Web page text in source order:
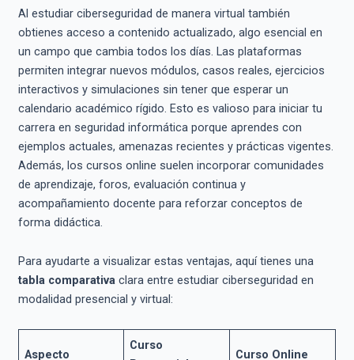
Al estudiar ciberseguridad de manera virtual también
obtienes acceso a contenido actualizado, algo esencial en
un campo que cambia todos los días. Las plataformas
permiten integrar nuevos módulos, casos reales, ejercicios
interactivos y simulaciones sin tener que esperar un
calendario académico rígido. Esto es valioso para iniciar tu
carrera en seguridad informática porque aprendes con
ejemplos actuales, amenazas recientes y prácticas vigentes.
Además, los cursos online suelen incorporar comunidades
de aprendizaje, foros, evaluación continua y
acompañamiento docente para reforzar conceptos de
forma didáctica.
Para ayudarte a visualizar estas ventajas, aquí tienes una
tabla comparativaclara entre estudiar ciberseguridad en
modalidad presencial y virtual:
Aspecto
Curso
Curso Online